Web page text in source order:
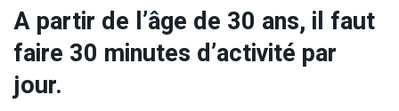
A partir de l’âge de 30 ans, il faut
faire 30 minutes d’activité par
jour.